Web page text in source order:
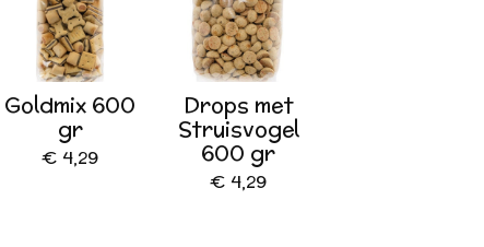
Goldmix 600
gr
€ 4,29
Drops met
Struisvogel
600 gr
€ 4,29